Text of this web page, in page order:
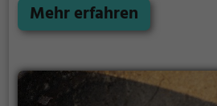
Mehr erfahren